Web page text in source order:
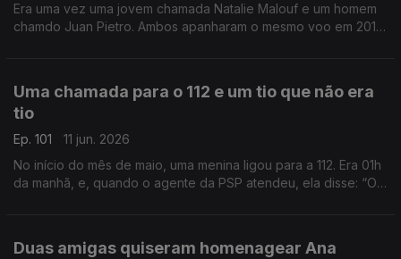
Era uma vez uma jovem chamada Natalie Malouf e um homem
chamdo Juan Pietro. Ambos apanharam o mesmo voo em 2016,
Uma chamada para o 112 e um tio que não era
tio
Ep. 101
11 jun. 2026
No início do mês de maio, uma menina ligou para a 112. Era 01h
da manhã, e, quando o agente da PSP atendeu, ela disse: “Olá
Duas amigas quiseram homenagear Ana